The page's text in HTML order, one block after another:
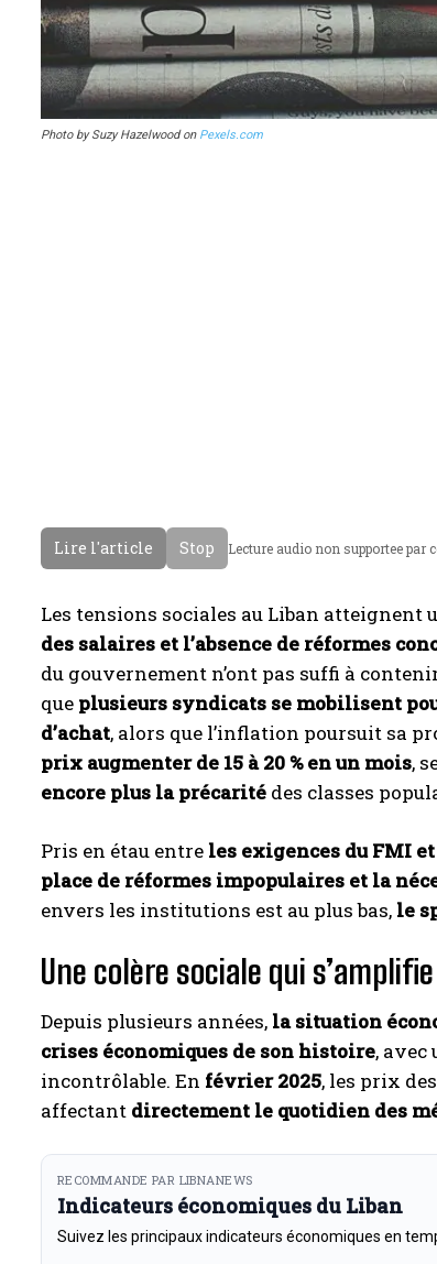
Photo by Suzy Hazelwood on Pexels.com
Lire l'article Stop Lecture audio non supportee par
Les tensions sociales au Liban atteignent
des salaires et l’absence de réformes
du gouvernement n’ont pas suffi à
que plusieurs syndicats se mobilisent
d’achat, alors que l’inflation poursuit sa
prix augmenter de 15 à 20 % en un mois,
encore plus la précarité des classes
Pris en étau entre les exigences du FMI
place de réformes impopulaires et la
envers les institutions est au plus bas, le
Une colère sociale qui s’amplifie
Depuis plusieurs années, la situation
crises économiques de son histoire,
incontrôlable. En février 2025, les prix
affectant directement le quotidien des
RECOMMANDE PAR LIBNANEWS
Indicateurs économiques du Liban
Suivez les principaux indicateurs économiques en